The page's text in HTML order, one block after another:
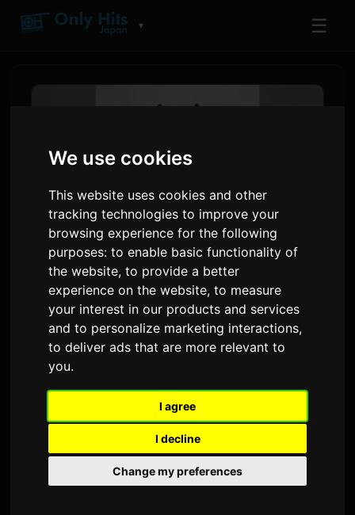
We use cookies
This website uses cookies and other
tracking technologies to improve your
browsing experience for the following
purposes:to enable basic functionality of
the website,to provide a better
experience on the website,to measure
your interest in our products and services
and to personalize marketing interactions,
to deliver ads that are more relevant to
you.
I agree
I decline
Change my preferences
▼ ☰
Naglabas ng Bagong EP na
'PES Part III' si PES ng RIP
SLYME
NiSam
Si PES, isang founding member ng Japanese
hip-hop group naRIP SLYME, ay naglabas ng